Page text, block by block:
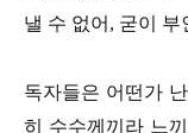
낼 수 없어, 굳이
독자들은 어떤가
히 수수께끼라 느